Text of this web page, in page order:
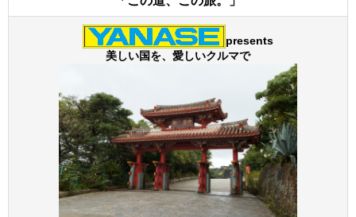
presents
美しい国を、愛しいクルマで